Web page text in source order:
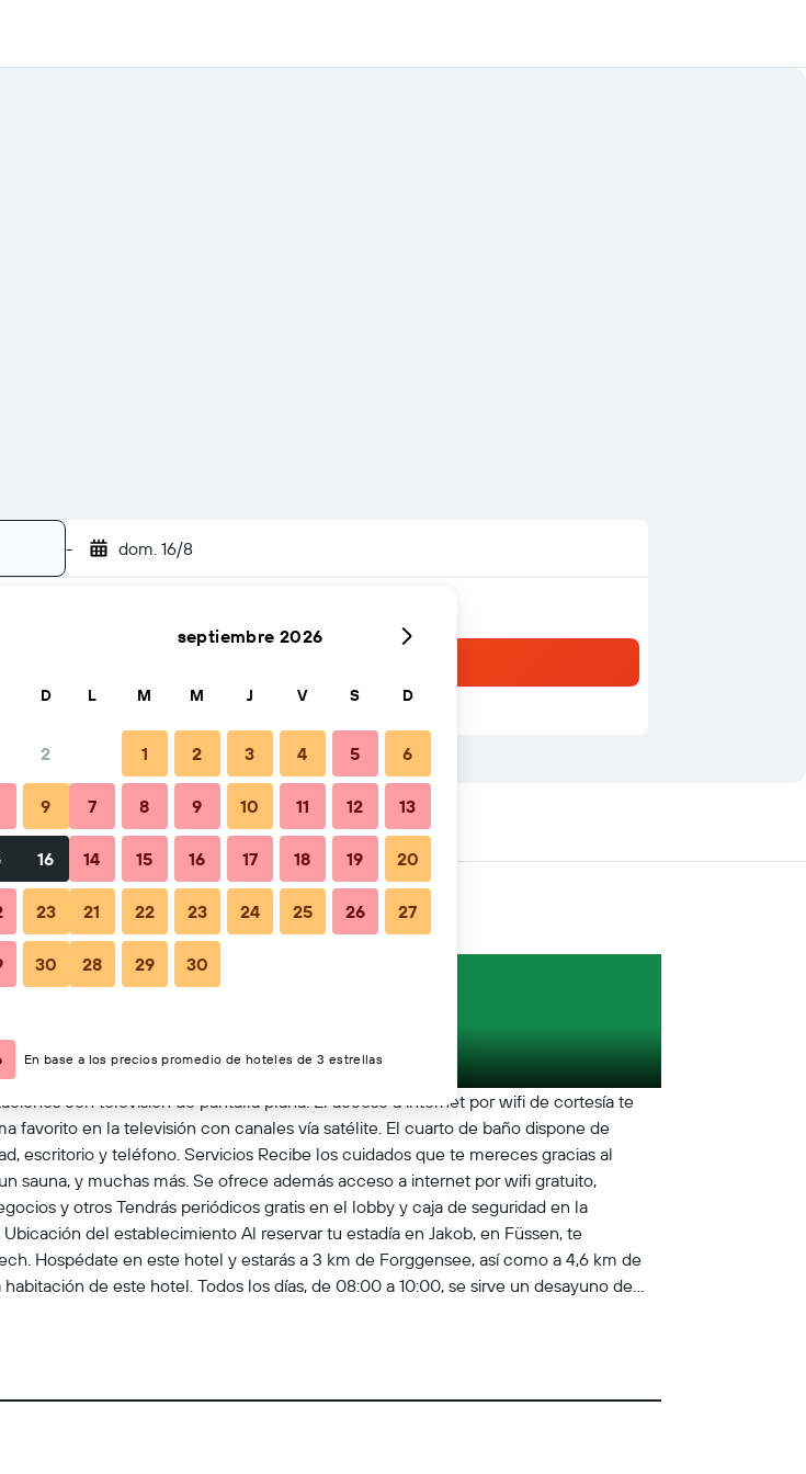
- dom. 16/8
Alojamientos cercanos
con televisión de pantalla plana. El acceso a internet por wifi de cortesía te
favorito en la televisión con canales vía satélite. El cuarto de baño dispone de
escritorio y teléfono. Servicios Recibe los cuidados que te mereces gracias al
sauna, y muchas más. Se ofrece además acceso a internet por wifi gratuito,
y otros Tendrás periódicos gratis en el lobby y caja de seguridad en la
del establecimiento Al reservar tu estadía en Jakob, en Füssen, te
Hospédate en este hotel y estarás a 3 km de Forggensee, así como a 4,6 km de
de este hotel. Todos los días, de 08:00 a 10:00, se sirve un desayuno de
Este cargo no se aplica a niños menores de 16 años. Incluimos todos los cargos
por mascota, por noche Se aplica un cargo por check-in después de hora para
las 18:00 La Edad minima de Checkin 18 Puede aplicarse un cargo por cada
solicite un documento de identidad con foto emitido por las autoridades
D
2
9
16
23
30
septiembre 2026
L M M J V S D
1 2 3 4 5 6
7 8 9 10 11 12 13
14 15 16 17 18 19 20
21 22 23 24 25 26 27
28 29 30
En base a los precios promedio de hoteles de 3 estrellas